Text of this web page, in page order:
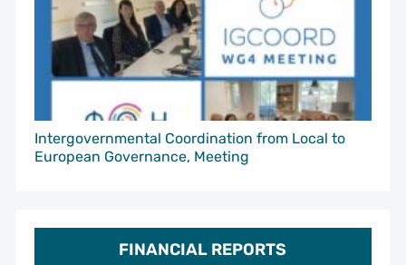
Intergovernmental Coordination from Local to
European Governance, Meeting
FINANCIAL REPORTS